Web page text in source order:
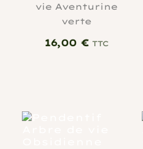
vie Aventurine
verte
16,00 € TTC